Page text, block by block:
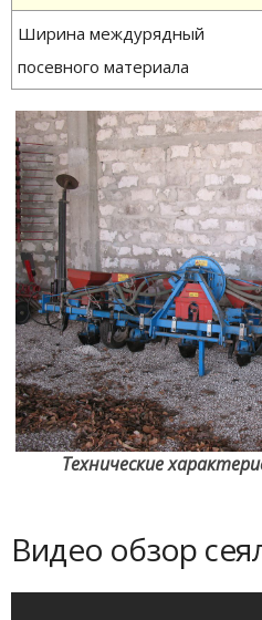
Ширина междурядный
посевного материала
Технические
Видео обзор